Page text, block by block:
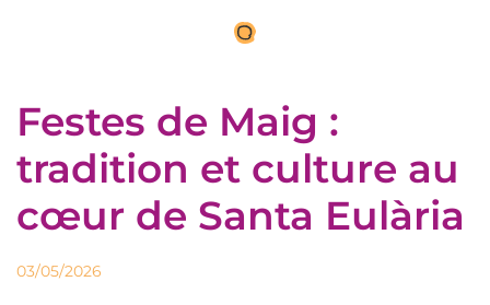
Festes de Maig :
tradition et culture au
cœur de Santa Eulària
03/05/2026